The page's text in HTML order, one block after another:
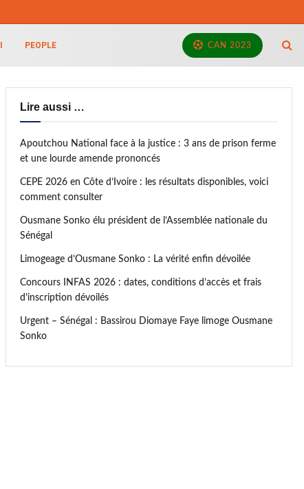
PEOPLE CAN 2023
Lire aussi …
Apoutchou National face à la justice : 3 ans de prison ferme
et une lourde amende prononcés
CEPE 2026 en Côte d’Ivoire : les résultats disponibles, voici
comment consulter
Ousmane Sonko élu président de l’Assemblée nationale du
Sénégal
Limogeage d’Ousmane Sonko : La vérité enfin dévoilée
Concours INFAS 2026 : dates, conditions d’accès et frais
d’inscription dévoilés
Urgent – Sénégal : Bassirou Diomaye Faye limoge Ousmane
Sonko